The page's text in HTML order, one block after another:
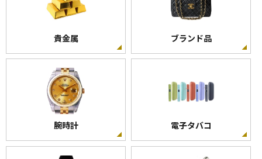
貴金属 ブランド品
腕時計 電子タバコ